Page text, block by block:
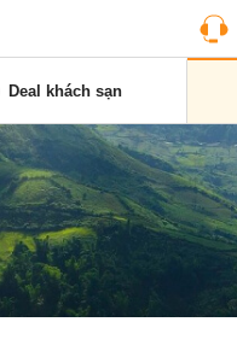
Deal khách sạn